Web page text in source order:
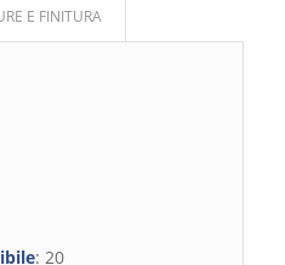
E FINITURA
: 20